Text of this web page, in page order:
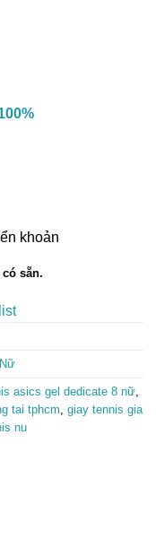
khoản
sẵn.
asics gel dedicate 8 nữ,
tai tphcm, giay tennis gia
nu